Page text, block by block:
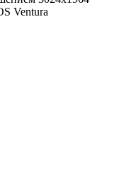
Ventura